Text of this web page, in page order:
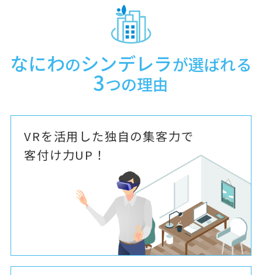
なにわのシンデレラが選ばれる
3つの理由
VRを活用した独自の集客力で
客付け力UP！